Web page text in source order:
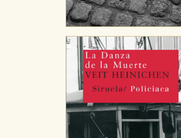
CONFIGURACIÓN DE
HABILITAR TODO
Cookies necesarias